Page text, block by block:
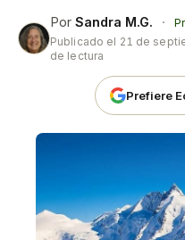
Por Sandra M.G. ·
Publicado el 21 de
de lectura
Prefiere